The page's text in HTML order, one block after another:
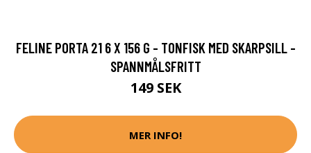
FELINE PORTA 21 6 X 156 G - TONFISK MED SKARPSILL -
SPANNMÅLSFRITT
149 SEK
MER INFO!